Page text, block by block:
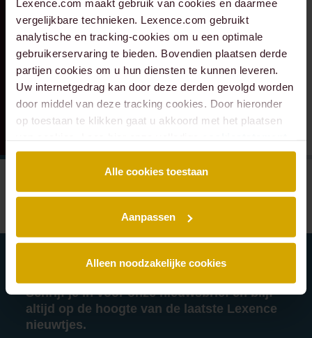
Lexence.com maakt gebruik van cookies en daarmee
vergelijkbare technieken. Lexence.com gebruikt
analytische en tracking-cookies om u een optimale
gebruikerservaring te bieden. Bovendien plaatsen derde
partijen cookies om u hun diensten te kunnen leveren.
Uw internetgedrag kan door deze derden gevolgd worden
door middel van deze tracking cookies. Door hieronder
op toestaan te klikken gaat u akkoord met het plaatsen
Alle cookies toestaan
Aanpassen
Alleen noodzakelijke cookies
Holland.
aandeelhouder
Schrijf je in voor onze nieuwsbrief en blijf
altijd op de hoogte van de laatste Lexence
nieuwtjes.